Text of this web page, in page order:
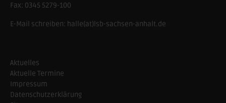
Fax: 0345 5279-100
E-Mail schreiben: halle(at)lsb-sachsen-anhalt.de
Aktuelles
Aktuelle Termine
Impressum
Datenschutzerklärung